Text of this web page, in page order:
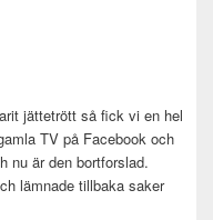
jättetrött så fick vi en hel
TV på Facebook och
nu är den bortforslad.
lämnade tillbaka saker
bra dag